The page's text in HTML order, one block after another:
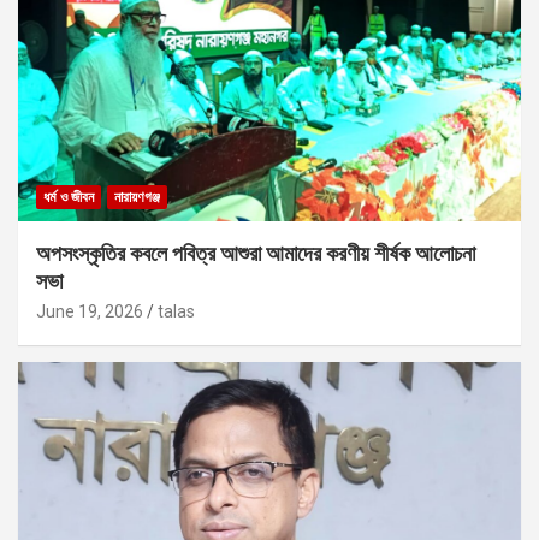
ধর্ম ও জীবন নারায়ণগঞ্জ
অপসংস্কৃতির কবলে পবিত্র আশুরা আমাদের করণীয় শীর্ষক আলোচনা
সভা
June 19, 2026 talas